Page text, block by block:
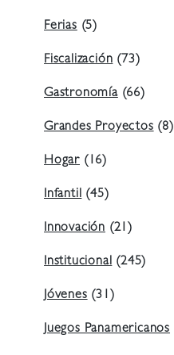
Ferias (5)
Fiscalización (73)
Gastronomía(66)
Grandes Proyectos (8)
Hogar (16)
Infantil (45)
Innovación (21)
Institucional (245)
Jóvenes (31)
Juegos Panamericanos